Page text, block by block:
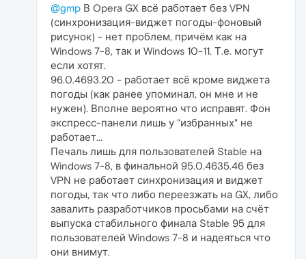
@gmp В Opera GX всё работает без VPN
(синхронизация-виджет погоды-фоновый
рисунок) - нет проблем, причём как на
Windows 7-8, так и Windows 10-11. Т.е. могут
если хотят.
96.0.4693.20 - работает всё кроме виджета
погоды (как ранее упоминал, он мне и не
нужен). Вполне вероятно что исправят. Фон
экспресс-панели лишь у "избранных" не
работает...
Печаль лишь для пользователей Stable на
Windows 7-8, в финальной 95.0.4635.46 без
VPN не работает синхронизация и виджет
погоды, так что либо переезжать на GX, либо
завалить разработчиков просьбами на счёт
выпуска стабильного финала Stable 95 для
пользователей Windows 7-8 и надеяться что
они внимут.